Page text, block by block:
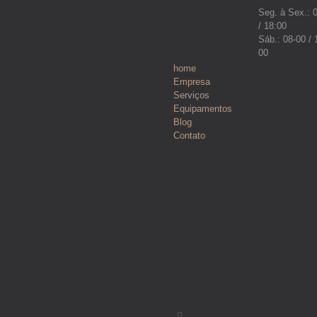
home
Empresa
Serviços
Equipamentos
Blog
Contato
Seg. à Sex.:
/ 18:00
Sáb.: 08-00 /
00